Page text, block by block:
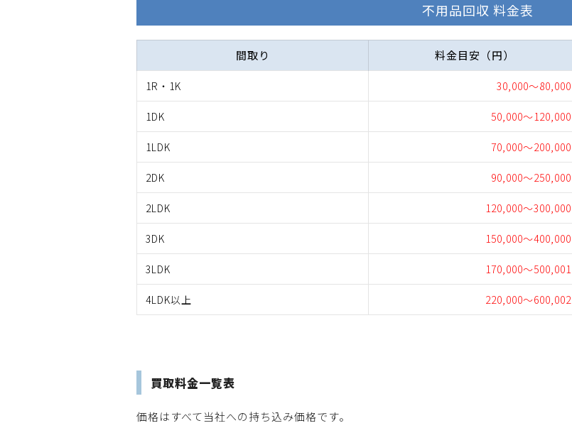
不用品回収 料金表
間取り 料金目安（円）
1R・1K 30,000～80,000
1DK 50,000～120,000
1LDK 70,000～200,000
2DK 90,000～250,000
2LDK 120,000～300,000
3DK 150,000～400,000
3LDK 170,000～500,001
4LDK以上 220,000～600,002
買取料金一覧表